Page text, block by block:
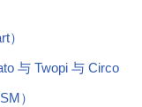
）
与 Twopi 与 Circo
）